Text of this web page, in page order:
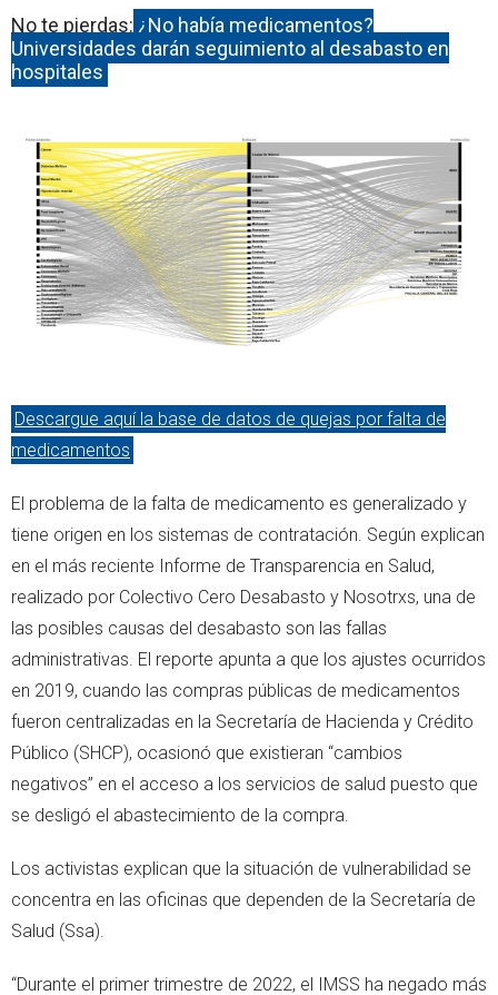
No te pierdas: ¿No había medicamentos?
Universidades darán seguimiento al desabasto en
hospitales
Descargue aquí la base de datos de quejas por falta de
medicamentos
El problema de la falta de medicamento es generalizado y
tiene origen en los sistemas de contratación. Según explican
en el más reciente Informe de Transparencia en Salud,
realizado por Colectivo Cero Desabasto y Nosotrxs, una de
las posibles causas del desabasto son las fallas
administrativas. El reporte apunta a que los ajustes ocurridos
en 2019, cuando las compras públicas de medicamentos
fueron centralizadas en la Secretaría de Hacienda y Crédito
Público (SHCP), ocasionó que existieran “cambios
negativos” en el acceso a los servicios de salud puesto que
se desligó el abastecimiento de la compra.
Los activistas explican que la situación de vulnerabilidad se
concentra en las oficinas que dependen de la Secretaría de
Salud (Ssa).
“Durante el primer trimestre de 2022, el IMSS ha negado más